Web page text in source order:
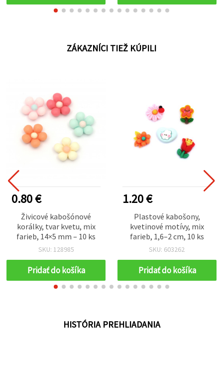
ZÁKAZNÍCI TIEŽ KÚPILI
0.80 €
Živicové kabošónové
korálky, tvar kvetu, mix
farieb, 14×5 mm – 10 ks
SKU: 128985
Pridať do košíka
1.20 €
Plastové kabošony,
kvetinové motívy, mix
farieb, 1,6–2 cm, 10 ks
SKU: 603262
Pridať do košíka
HISTÓRIA PREHLIADANIA